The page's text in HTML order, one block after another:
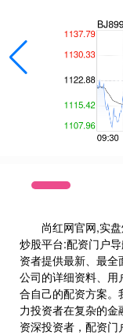
尚红网官网,实
炒股平台:配资门户
资者提供最新、最
公司的详细资料、
合自己的配资方案。
力投资者在复杂的
资深投资者，配资门